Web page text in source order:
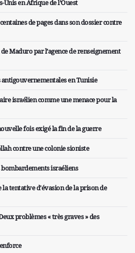
en Afrique de l’Ouest
de pages dans son dossier contre
de Maduro par l’agence de renseignement
en Tunisie
israélien comme une menace pour la
fois exigé la fin de la guerre
contre une colonie sioniste
bombardements israéliens
la tentative d'évasion de la prison de
problèmes « très graves » des